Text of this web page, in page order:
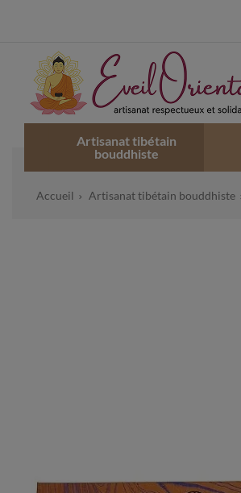
Artisanat tibétain
bouddhiste
Accueil Artisanat tibétain bouddhiste